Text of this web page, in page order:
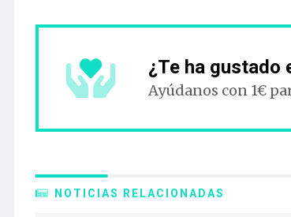
¿Te ha gustado
Ayúdanos con 1€
NOTICIAS RELACIONADAS